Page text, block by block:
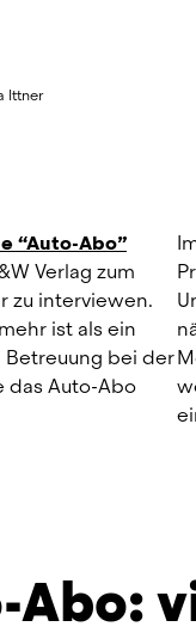
Ittner
“Auto-Abo”
Verlag zum
zu interviewen.
ist als ein
bei der
das Auto-Abo
Abo: